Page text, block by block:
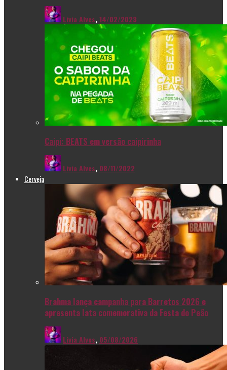
Livia Alves,14/02/2023
Caipi: BEATS em versão caipirinha
Livia Alves, 08/11/2022
Cerveja
Brahma lança campanha para Barretos 2026 e
apresenta lata comemorativa da Festa do Peão
Livia Alves, 05/08/2026